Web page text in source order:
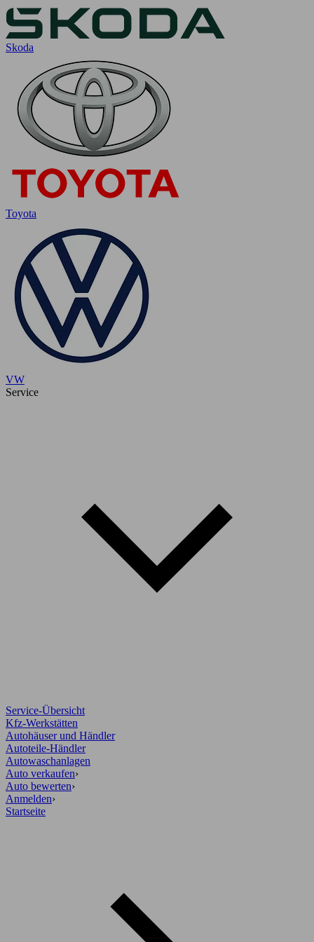
Skoda
Toyota
VW
Service
Service-Übersicht
Kfz-Werkstätten
Autohäuser und Händler
Autoteile-Händler
Autowaschanlagen
Auto verkaufen›
Auto bewerten›
Anmelden›
Startseite